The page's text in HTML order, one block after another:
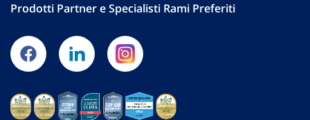
Prodotti Partner e Specialisti Rami Preferiti